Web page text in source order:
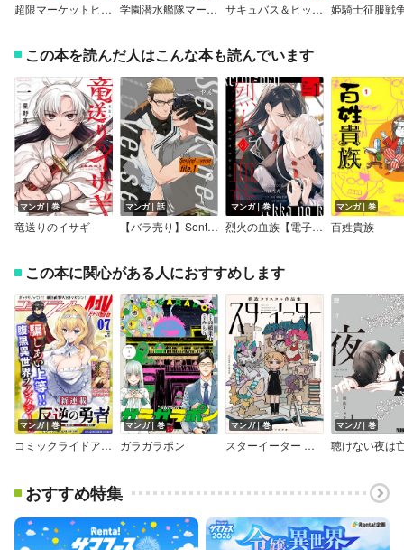
超限マーケットヒーローズ メンコリバーサーカケル 学園潜水艦隊マーメイドガールズ【デジタル版限定特典付き】 サキュバス＆ヒットマン 姫騎士征服戦
この本を読んだ人はこんな本も読んでいます
マンガ｜巻
竜送りのイサギ
マンガ｜話
【バラ売り】Sentinel Loverse
マンガ｜巻
烈火の血族【電子限定描き下ろし付き】
マンガ｜巻
百姓貴族
この本に関心がある人におすすめします
マンガ｜巻
コミックライドアドバンス2023年7月号（vol.34）
マンガ｜巻
ガラガラポン
マンガ｜巻
スターイーター 模造クリスタル作品集
マンガ｜巻
聴けない夜は
おすすめ特集